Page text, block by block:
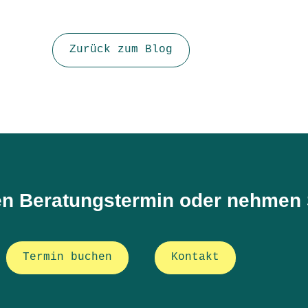
Zurück zum Blog
Beratungstermin oder nehmen
Termin buchen Kontakt